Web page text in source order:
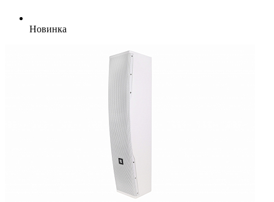
Новинка